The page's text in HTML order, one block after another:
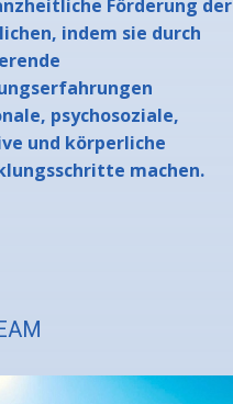
Förderung der
indem sie durch
psychosoziale,
und körperliche
machen.